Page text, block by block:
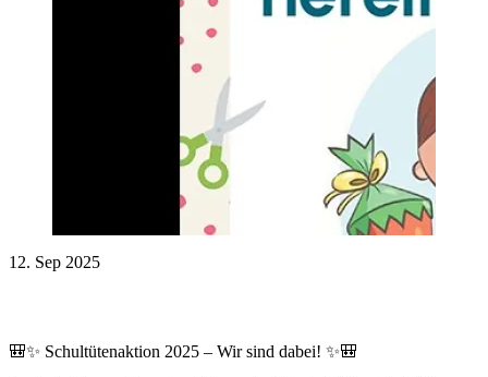
12. Sep 2025
🎒✨ Schultütenaktion 2025 – Wir sind dabei! ✨🎒